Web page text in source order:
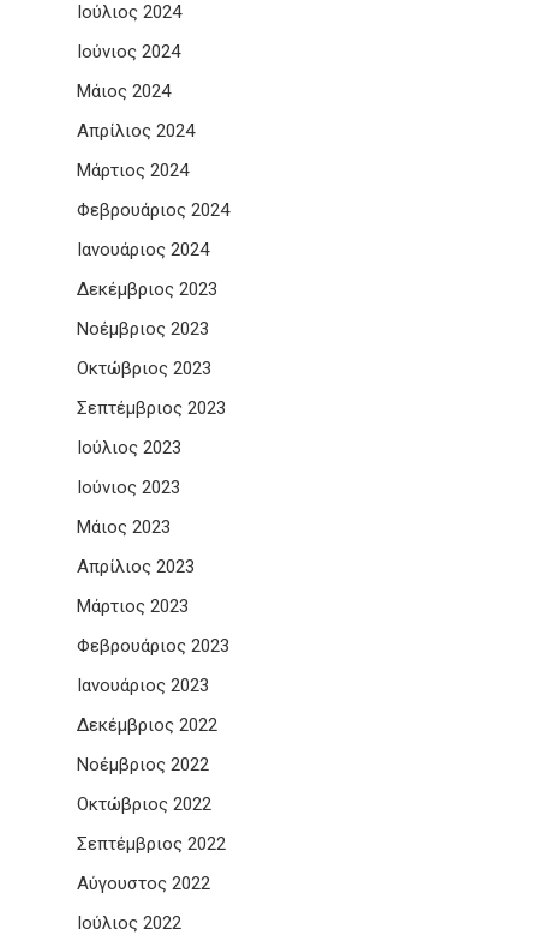
Ιούλιος 2024
Ιούνιος 2024
Μάιος 2024
Απρίλιος 2024
Μάρτιος 2024
Φεβρουάριος 2024
Ιανουάριος 2024
Δεκέμβριος 2023
Νοέμβριος 2023
Οκτώβριος 2023
Σεπτέμβριος 2023
Ιούλιος 2023
Ιούνιος 2023
Μάιος 2023
Απρίλιος 2023
Μάρτιος 2023
Φεβρουάριος 2023
Ιανουάριος 2023
Δεκέμβριος 2022
Νοέμβριος 2022
Οκτώβριος 2022
Σεπτέμβριος 2022
Αύγουστος 2022
Ιούλιος 2022